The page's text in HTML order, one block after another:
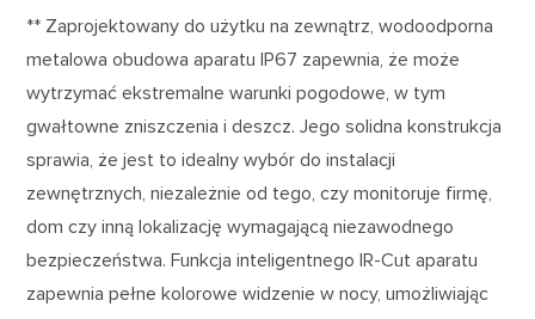
** Zaprojektowany do użytku na zewnątrz, wodoodporna
metalowa obudowa aparatu IP67 zapewnia, że może
wytrzymać ekstremalne warunki pogodowe, w tym
gwałtowne zniszczenia i deszcz. Jego solidna konstrukcja
sprawia, że jest to idealny wybór do instalacji
zewnętrznych, niezależnie od tego, czy monitoruje firmę,
dom czy inną lokalizację wymagającą niezawodnego
bezpieczeństwa. Funkcja inteligentnego IR-Cut aparatu
zapewnia pełne kolorowe widzenie w nocy, umożliwiając